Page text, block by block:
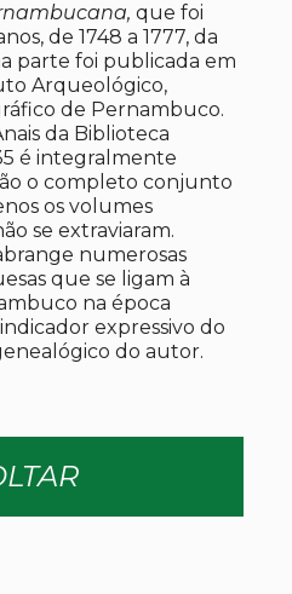
que foi
de 1748 a 1777, da
parte foi publicada em
Arqueológico,
de Pernambuco.
da Biblioteca
é integralmente
o completo conjunto
os volumes
se extraviaram.
numerosas
que se ligam à
na época
expressivo do
do autor.